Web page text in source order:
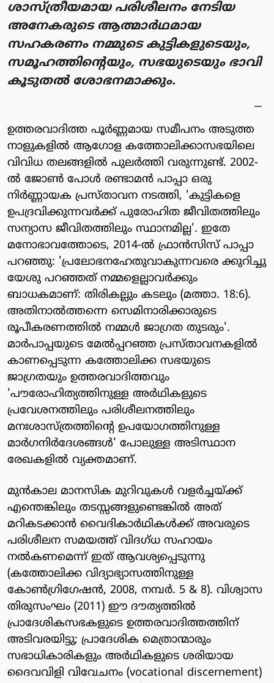
ശാസ്ത്രീയമായ പരിശീലനം നേടിയ
അനേകരുടെ ആത്മാര്‍ഥമായ
സഹകരണം നമ്മുടെ കുട്ടികളുടെയും,
സമൂഹത്തിന്റെയും, സഭയുടെയും ഭാവി
കൂടുതല്‍ ശോഭനമാക്കും.
ഉത്തരവാദിത്ത പൂര്‍ണ്ണമായ സമീപനം അടുത്ത
നാളുകളില്‍ ആഗോള കത്തോലിക്കാസഭയിലെ
വിവിധ തലങ്ങളില്‍ പുലര്‍ത്തി വരുന്നുണ്ട്. 2002-
ല്‍ ജോണ്‍ പോള്‍ രണ്ടാമന്‍ പാപ്പാ ഒരു
നിര്‍ണ്ണായക പ്രസ്താവന നടത്തി, 'കുട്ടികളെ
ഉപദ്രവിക്കുന്നവര്‍ക്ക് പുരോഹിത ജീവിതത്തിലും
സന്യാസ ജീവിതത്തിലും സ്ഥാനമില്ല'. ഇതേ
മനോഭാവത്തോടെ, 2014-ല്‍ ഫ്രാന്‍സിസ് പാപ്പാ
പറഞ്ഞു: 'പ്രലോഭനഹേതുവാകുന്നവരെ ക്കുറിച്ചു
യേശു പറഞ്ഞത് നമ്മളെല്ലാവര്‍ക്കും
ബാധകമാണ്: തിരികല്ലും കടലും (മത്താ. 18:6).
അതിനാല്‍ത്തന്നെ സെമിനാരിക്കാരുടെ
രൂപീകരണത്തില്‍ നമ്മള്‍ ജാഗ്രത തുടരും'.
മാര്‍പാപ്പയുടെ മേല്‍പ്പറഞ്ഞ പ്രസ്താവനകളില്‍
കാണപ്പെടുന്ന കത്തോലിക്ക സഭയുടെ
ജാഗ്രതയും ഉത്തരവാദിത്തവും
'പൗരോഹിത്യത്തിനുള്ള അര്‍ഥികളുടെ
പ്രവേശനത്തിലും പരിശീലനത്തിലും
മനഃശാസ്ത്രത്തിന്റെ ഉപയോഗത്തിനുള്ള
മാര്‍ഗനിര്‍ദേശങ്ങള്‍' പോലുള്ള അടിസ്ഥാന
രേഖകളില്‍ വ്യക്തമാണ്.
മുന്‍കാല മാനസിക മുറിവുകള്‍ വളര്‍ച്ചയ്ക്ക്
എന്തെങ്കിലും തടസ്സങ്ങളുണ്ടെങ്കില്‍ അത്
മറികടക്കാന്‍ വൈദികാര്‍ഥികള്‍ക്ക് അവരുടെ
പരിശീലന സമയത്ത് വിദഗ്ധ സഹായം
നല്‍കണമെന്ന് ഇത് ആവശ്യപ്പെടുന്നു
(കത്തോലിക്ക വിദ്യാഭ്യാസത്തിനുള്ള
കോണ്‍ഗ്രിഗേഷന്‍, 2008, നമ്പര്‍. 5 & 8). വിശ്വാസ
തിരുസംഘം (2011) ഈ ദൗത്യത്തില്‍
പ്രാദേശികസഭകളുടെ ഉത്തരവാദിത്തത്തിന്
അടിവരയിട്ടു; പ്രാദേശിക മെത്രാന്മാരും
സഭാധികാരികളും അര്‍ഥികളുടെ ശരിയായ
ദൈവവിളി വിവേചനം (vocational discernement)